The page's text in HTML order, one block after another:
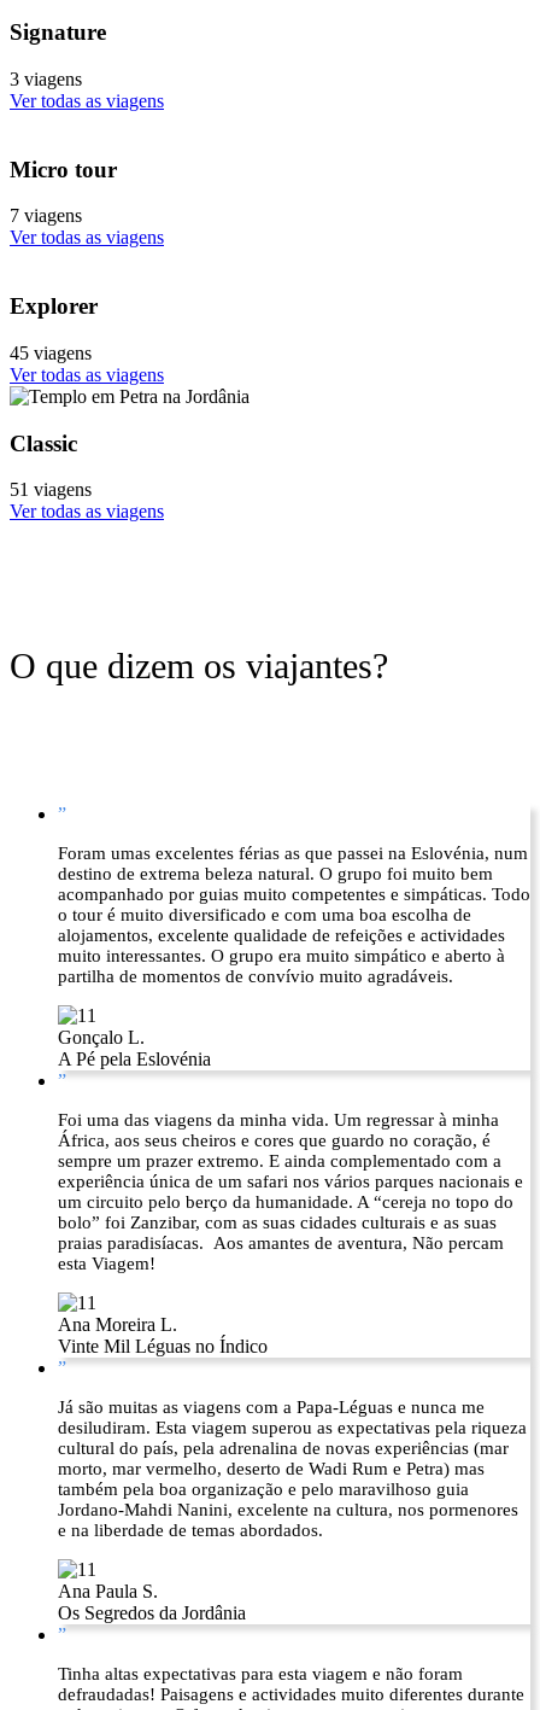
Signature
3 viagens
Ver todas as viagens
Micro tour
7 viagens
Ver todas as viagens
Explorer
45 viagens
Ver todas as viagens
Classic
51 viagens
Ver todas as viagens
O que dizem os viajantes?
”
Foram umas excelentes férias as que passei na Eslovénia, num
destino de extrema beleza natural. O grupo foi muito bem
acompanhado por guias muito competentes e simpáticas. Todo
o tour é muito diversificado e com uma boa escolha de
alojamentos, excelente qualidade de refeições e actividades
muito interessantes. O grupo era muito simpático e aberto à
partilha de momentos de convívio muito agradáveis.
Gonçalo L.
A Pé pela Eslovénia
”
Foi uma das viagens da minha vida. Um regressar à minha
África, aos seus cheiros e cores que guardo no coração, é
sempre um prazer extremo. E ainda complementado com a
experiência única de um safari nos vários parques nacionais e
um circuito pelo berço da humanidade. A “cereja no topo do
bolo” foi Zanzibar, com as suas cidades culturais e as suas
praias paradisíacas. Aos amantes de aventura, Não percam
esta Viagem!
Ana Moreira L.
Vinte Mil Léguas no Índico
”
Já são muitas as viagens com a Papa-Léguas e nunca me
desiludiram. Esta viagem superou as expectativas pela riqueza
cultural do país, pela adrenalina de novas experiências (mar
morto, mar vermelho, deserto de Wadi Rum e Petra) mas
também pela boa organização e pelo maravilhoso guia
Jordano-Mahdi Nanini, excelente na cultura, nos pormenores
e na liberdade de temas abordados.
Ana Paula S.
Os Segredos da Jordânia
”
Tinha altas expectativas para esta viagem e não foram
defraudadas! Paisagens e actividades muito diferentes durante